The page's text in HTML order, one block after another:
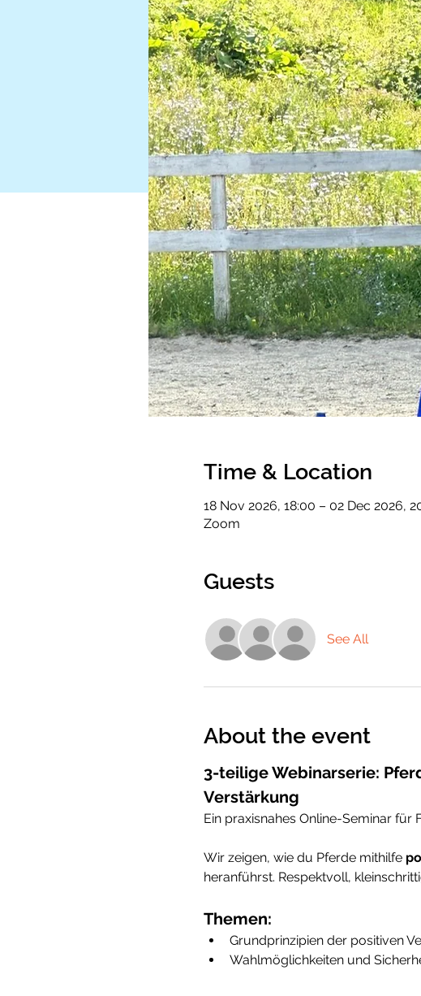
Time & Location
18 Nov 2026, 18:00 – 02 Dec 2026,
Zoom
Guests
See All
About the event
3-teilige Webinarserie:
Verstärkung
Ein praxisnahes Online-Seminar für
Wir zeigen, wie du Pferde mithilfe
heranführst. Respektvoll,
Themen:
Grundprinzipien der positiven
Wahlmöglichkeiten und